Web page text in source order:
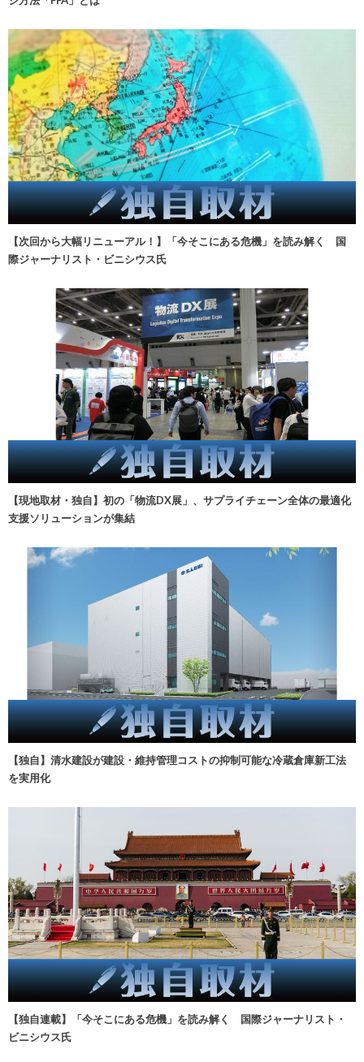
【次回から大幅リニューアル！】「今そこにある危機」を読み解く 国
際ジャーナリスト・ビニシウス氏
【現地取材・独自】初の「物流DX展」、サプライチェーン全体の最適化
支援ソリューションが集結
【独自】清水建設が建設・維持管理コストの抑制可能な冷蔵倉庫新工法
を実用化
【独自連載】「今そこにある危機」を読み解く 国際ジャーナリスト・
ビニシウス氏